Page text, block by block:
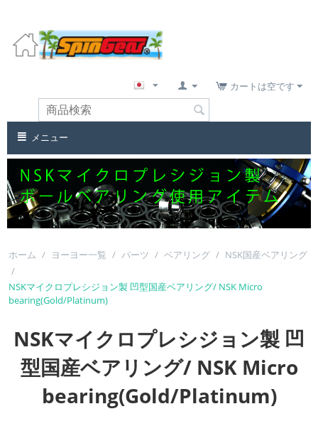
カートは空です
メニュー
ホーム / ヨーヨー一覧 / パーツ / ベアリング / NSK国産ベアリング
/
NSKマイクロプレシジョン製 凹型国産ベアリング/ NSK Micro
bearing(Gold/Platinum)
NSKマイクロプレシジョン製 凹
型国産ベアリング/ NSK Micro
bearing(Gold/Platinum)